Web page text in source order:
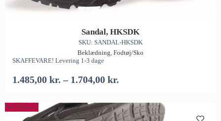
Sandal, HKSDK
SKU: SANDAL-HKSDK
Beklædning, Fodtøj/Sko
SKAFFEVARE! Levering 1-3 dage
1.485,00 kr. – 1.704,00 kr.
NEDSAT!